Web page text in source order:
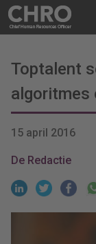
Toptalent
algoritmes
15 april 2016
De Redactie